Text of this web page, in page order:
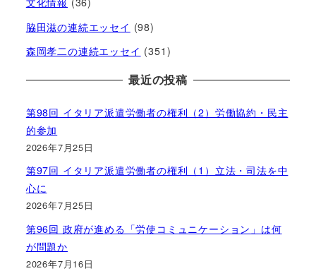
脇田滋の連続エッセイ (98)
森岡孝二の連続エッセイ (351)
最近の投稿
第98回 イタリア派遣労働者の権利（2）労働協約・民主
的参加
2026年7月25日
第97回 イタリア派遣労働者の権利（1）立法・司法を中
心に
2026年7月25日
第96回 政府が進める「労使コミュニケーション」は何
が問題か
2026年7月16日